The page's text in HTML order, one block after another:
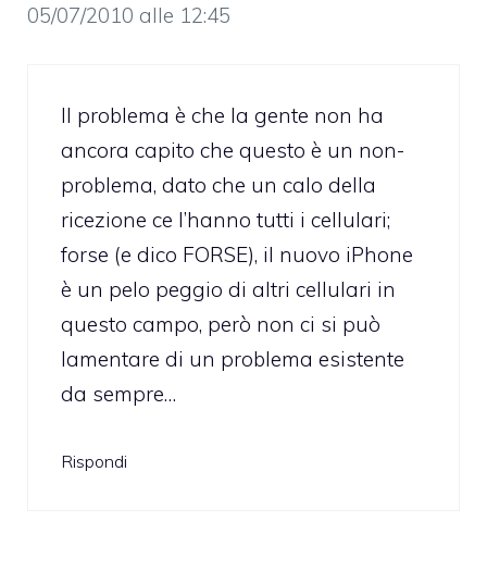
05/07/2010 alle 12:45
Il problema è che la gente non ha
ancora capito che questo è un non-
problema, dato che un calo della
ricezione ce l’hanno tutti i cellulari;
forse (e dico FORSE), il nuovo iPhone
è un pelo peggio di altri cellulari in
questo campo, però non ci si può
lamentare di un problema esistente
da sempre…
Rispondi